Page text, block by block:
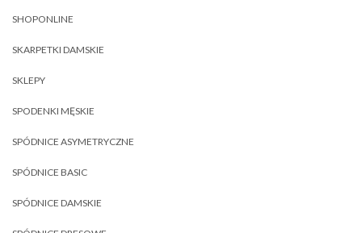
SHOPONLINE
SKARPETKI DAMSKIE
SKLEPY
SPODENKI MĘSKIE
SPÓDNICE ASYMETRYCZNE
SPÓDNICE BASIC
SPÓDNICE DAMSKIE